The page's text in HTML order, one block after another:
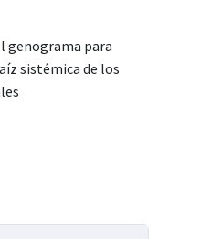
genograma para
sistémica de los